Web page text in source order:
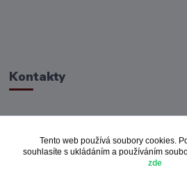
Kontakty
Tento web používá soubory cookies.
souhlasíte s ukládáním a používáním
zde